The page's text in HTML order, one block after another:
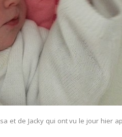
et de Jacky qui ont vu le jour hier